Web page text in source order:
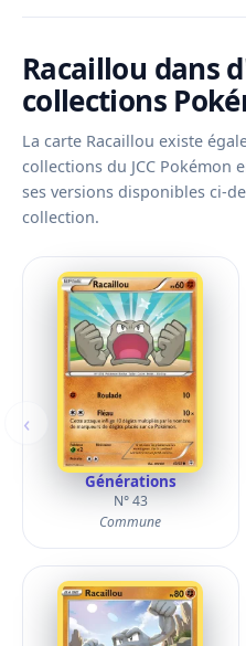
Racaillou dans
collections
La carte Racaillou existe
collections du JCC Pokémon
ses versions disponibles ci-
collection.
Générations
N° 43
Commune
‹